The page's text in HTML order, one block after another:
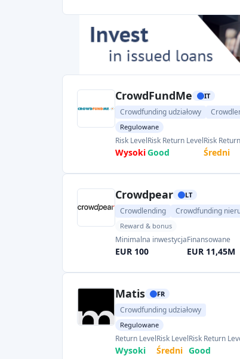
CrowdFundMe IT
Crowdfunding udziałowy
Regulowane
Risk Level
Wysoki
Risk Return Level
Good
Risk
Średni
Crowdpear LT
Crowdlending Crowdfunding
Reward & bonus
Minimalna inwestycja
EUR 100
Finansowane
EUR 11,45M
Matis FR
Crowdfunding udziałowy
Regulowane
Return Level
Wysoki
Risk Level
Średni
Risk Return
Good